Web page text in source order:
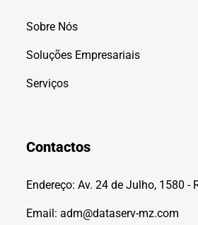
Sobre Nós
Soluções Empresariais
Serviços
Contactos
Endereço: Av. 24 de Julho, 1580 -
Email: adm@dataserv-mz.com